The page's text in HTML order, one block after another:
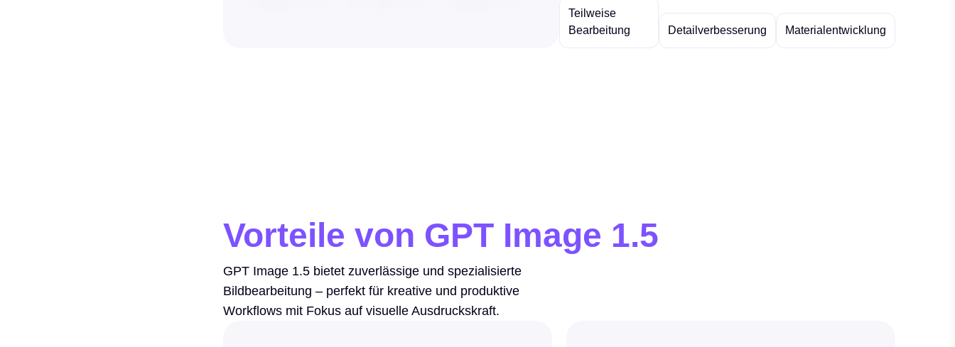
Teilweise
Bearbeitung
Detailverbesserung Materialentwicklung
Vorteile von GPT Image 1.5
GPT Image 1.5 bietet zuverlässige und spezialisierte
Bildbearbeitung – perfekt für kreative und produktive
Workflows mit Fokus auf visuelle Ausdruckskraft.